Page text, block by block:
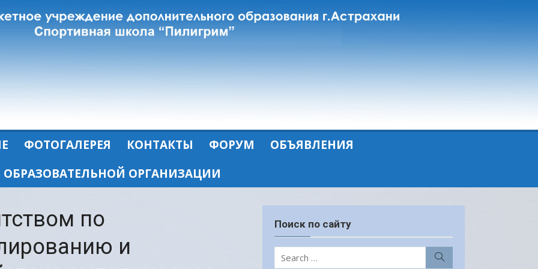
ФОТОГАЛЕРЕЯ КОНТАКТЫ ФОРУМ
ОБЪЯВЛЕНИЯ
ОБРАЗОВАТЕЛЬНОЙ ОРГАНИЗАЦИИ
по
и
Поиск по сайту
Search
for: